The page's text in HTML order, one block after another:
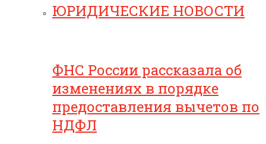
ЮРИДИЧЕСКИЕ НОВОСТИ
ФНС России рассказала об
изменениях в порядке
предоставления вычетов по
НДФЛ